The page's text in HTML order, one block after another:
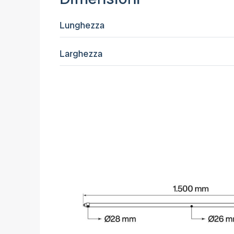
Lunghezza
Larghezza